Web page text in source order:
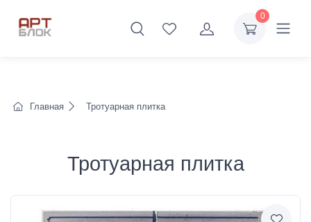
0
Главная Тротуарная плитка
Тротуарная плитка